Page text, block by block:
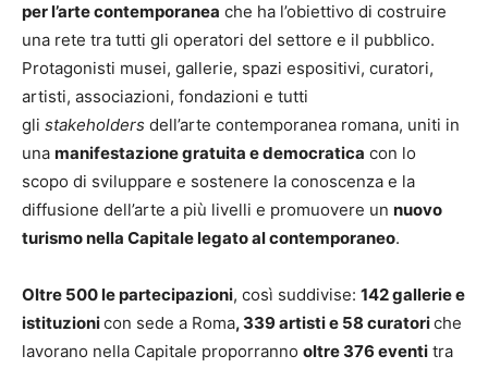
per l’arte contemporanea che ha l’obiettivo di costruire
una rete tra tutti gli operatori del settore e il pubblico.
Protagonisti musei, gallerie, spazi espositivi, curatori,
artisti, associazioni, fondazioni e tutti
gli stakeholders dell’arte contemporanea romana, uniti in
una manifestazione gratuita e democratica con lo
scopo di sviluppare e sostenere la conoscenza e la
diffusione dell’arte a più livelli e promuovere un nuovo
turismo nella Capitale legato al contemporaneo.
Oltre 500 le partecipazioni, così suddivise: 142 gallerie e
istituzionicon sede a Roma, 339 artisti e 58 curatoriche
lavorano nella Capitale proporranno oltre 376 eventi tra